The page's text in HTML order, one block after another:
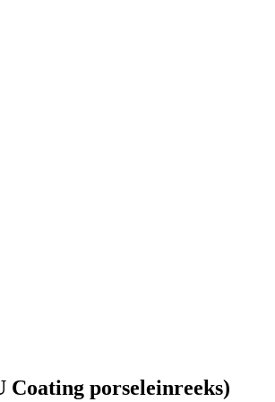
porseleinreeks)